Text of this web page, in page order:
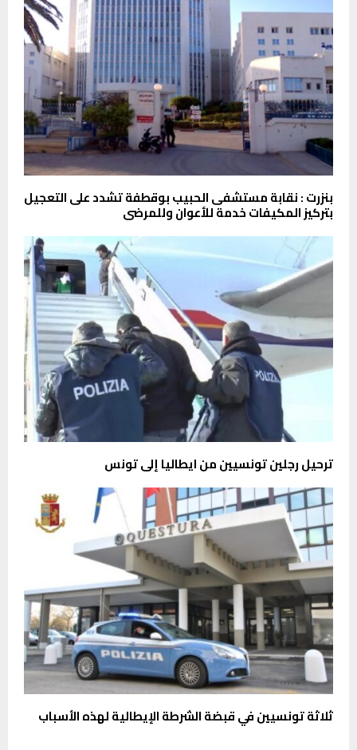
بنزرت : نقابة مستشفى الحبيب بوقطفة تشدد على التعجيل
بتركيز المكيفات خدمة للأعوان وللمرضى
ترحيل رجلين تونسيين من ايطاليا إلى تونس
ثلاثة تونسيين في قبضة الشرطة الإيطالية لهذه الأسباب